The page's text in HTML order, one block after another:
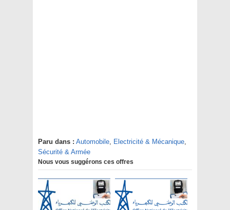
Paru dans : Automobile, Electricité & Mécanique,
Sécurité & Armée
Nous vous suggérons ces offres